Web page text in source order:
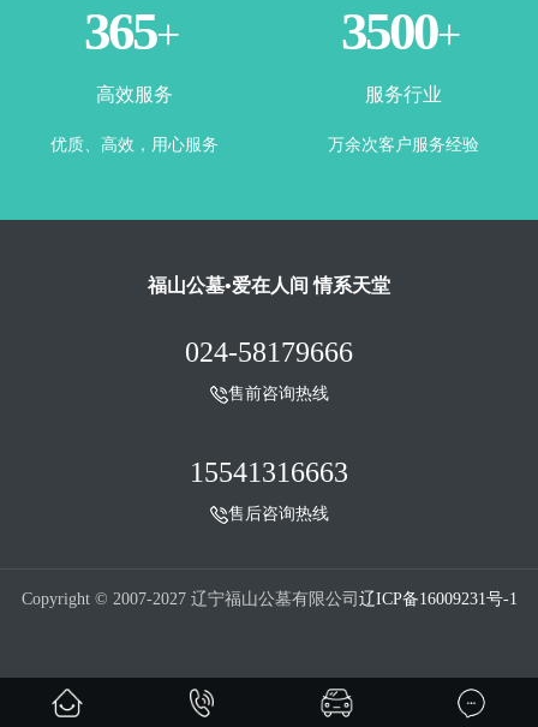
365+
高效服务
优质、高效，用心服务
3500+
服务行业
万余次客户服务经验
福山公墓•爱在人间 情系天堂
024-58179666
售前咨询热线
15541316663
售后咨询热线
Copyright © 2007-2027 辽宁福山公墓有限公司 辽ICP备16009231号-1